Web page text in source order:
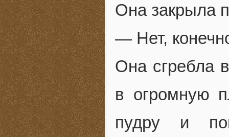
Она закрыла
— Нет,
Она сгребла
в огромную
пудру и